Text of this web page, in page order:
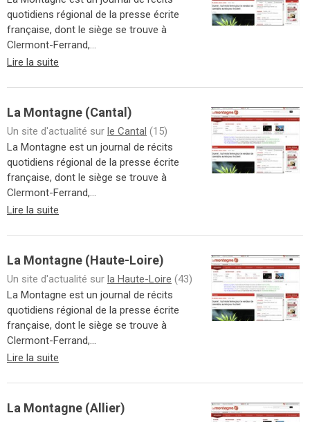
quotidiens régional de la presse écrite
française, dont le siège se trouve à
Clermont-Ferrand,...
Lire la suite
La Montagne (Cantal)
Un site d'actualité sur le Cantal (15)
La Montagne est un journal de récits
quotidiens régional de la presse écrite
française, dont le siège se trouve à
Clermont-Ferrand,...
Lire la suite
La Montagne (Haute-Loire)
Un site d'actualité sur la Haute-Loire (43)
La Montagne est un journal de récits
quotidiens régional de la presse écrite
française, dont le siège se trouve à
Clermont-Ferrand,...
Lire la suite
La Montagne (Allier)